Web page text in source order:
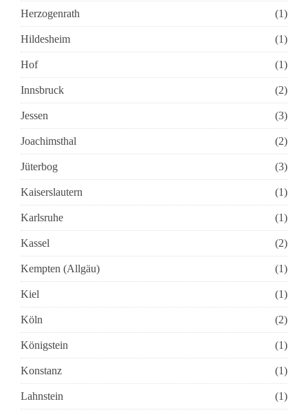
Herzogenrath (1)
Hildesheim (1)
Hof (1)
Innsbruck (2)
Jessen (3)
Joachimsthal (2)
Jüterbog (3)
Kaiserslautern (1)
Karlsruhe (1)
Kassel (2)
Kempten (Allgäu) (1)
Kiel (1)
Köln (2)
Königstein (1)
Konstanz (1)
Lahnstein (1)